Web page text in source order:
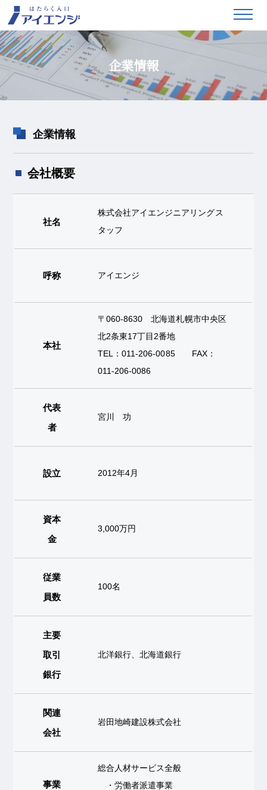
企業情報
企業情報
会社概要
社名
株式会社アイエンジニアリングス
タッフ
呼称 アイエンジ
本社
〒060-8630 北海道札幌市中央区
北2条東17丁目2番地
TEL：011-206-0085 FAX：
011-206-0086
代表
者
宮川 功
設立 2012年4月
資本
金
3,000万円
従業
員数
100名
主要
取引
銀行
北洋銀行、北海道銀行
関連
会社
岩田地崎建設株式会社
事業
総合人材サービス全般
・労働者派遣事業